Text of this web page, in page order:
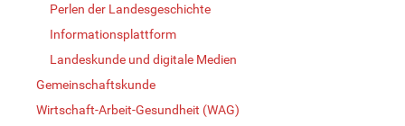
Perlen der Landesgeschichte
Informationsplattform
Landeskunde und digitale Medien
Gemeinschaftskunde
Wirtschaft-Arbeit-Gesundheit (WAG)